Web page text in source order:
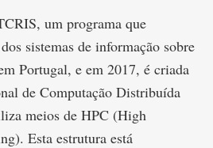
um programa que
sistemas de informação sobre
Portugal, e em 2017, é criada
de Computação Distribuída
meios de HPC (High
Esta estrutura está